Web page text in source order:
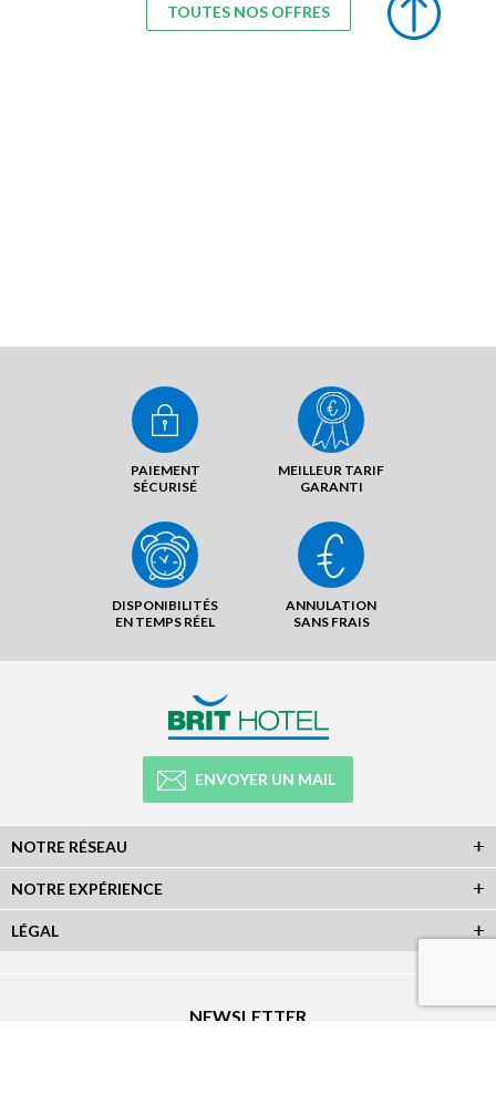
TOUTES NOS OFFRES
PAIEMENT
SÉCURISÉ
MEILLEUR TARIF
GARANTI
DISPONIBILITÉS
EN TEMPS RÉEL
ANNULATION
SANS FRAIS
ENVOYER UN MAIL
NOTRE RÉSEAU
NOTRE EXPÉRIENCE
LÉGAL
NEWSLETTER